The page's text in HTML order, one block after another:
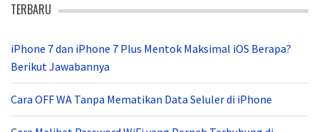
TERBARU
iPhone 7 dan iPhone 7 Plus Mentok Maksimal iOS Berapa?
Berikut Jawabannya
Cara OFF WA Tanpa Mematikan Data Seluler di iPhone